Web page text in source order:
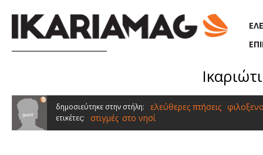
δημοσιεύτηκε στην στήλη: ελεύθερες πτήσεις
ετικέτες: στιγμές, στο νησί